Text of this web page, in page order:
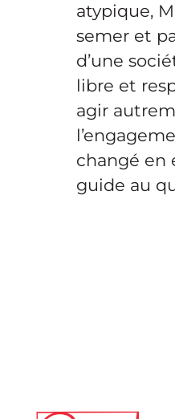
atypique,
semer et
d’une
libre et
agir
changé en
guide au